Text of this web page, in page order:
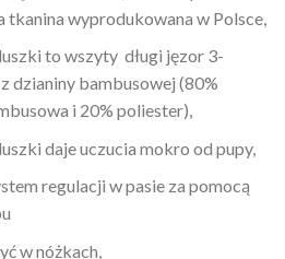
tkanina wyprodukowana w Polsce,
to wszyty długi jęzor 3-
dzianiny bambusowej (80%
i 20% poliester),
daje uczucia mokro od pupy,
regulacji w pasie za pomocą
w nóżkach,